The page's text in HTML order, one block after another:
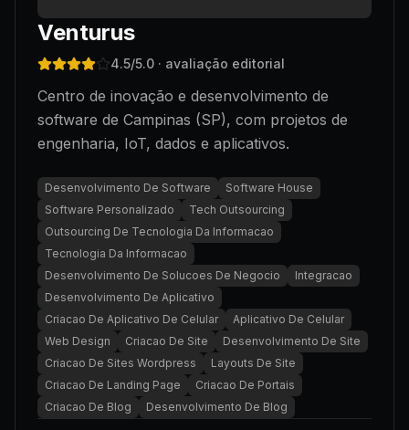
Venturus
4.5/5.0 · avaliação editorial
Centro de inovação e desenvolvimento de
software de Campinas (SP), com projetos de
engenharia, IoT, dados e aplicativos.
Desenvolvimento De Software
Software House
Software Personalizado
Tech Outsourcing
Outsourcing De Tecnologia Da Informacao
Tecnologia Da Informacao
Desenvolvimento De Solucoes De Negocio
Integracao
Desenvolvimento De Aplicativo
Criacao De Aplicativo De Celular
Aplicativo De Celular
Web Design
Criacao De Site
Desenvolvimento De Site
Criacao De Sites Wordpress
Layouts De Site
Criacao De Landing Page
Criacao De Portais
Criacao De Blog
Desenvolvimento De Blog